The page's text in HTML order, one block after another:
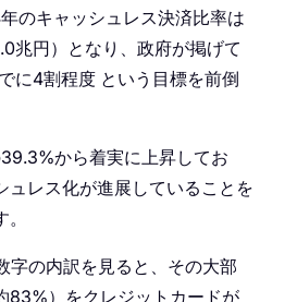
のキャッシュレス決済比率は
兆円）となり、政府が掲げて
に4割程度 という目標を前倒
から着実に上昇してお
ュレス化が進展していることを
字の内訳を見ると、その大部
83%）をクレジットカードが